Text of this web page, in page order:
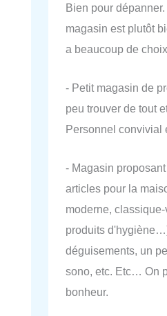
Bien pour
magasin est plutôt
a beaucoup de choix.
- Petit magasin de
peu trouver de tout
Personnel convivial
- Magasin
articles pour la
moderne,
produits
déguisements, un
sono, etc. Etc… On
bonheur.